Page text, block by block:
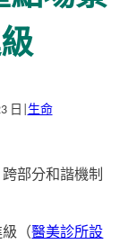
日 生命
部分和諧機制
級（醫美診所設